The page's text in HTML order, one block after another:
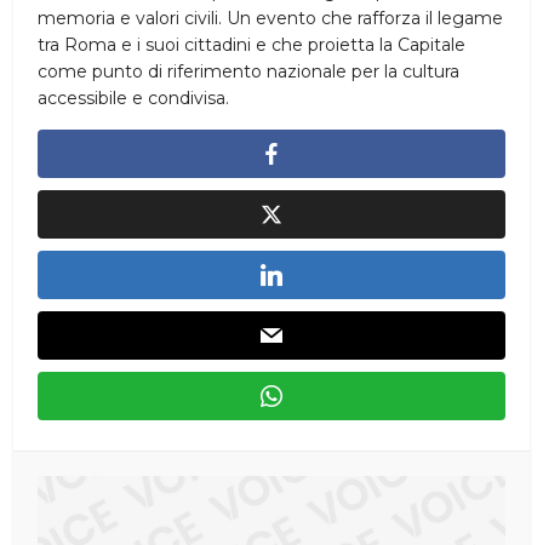
memoria e valori civili. Un evento che rafforza il legame
tra Roma e i suoi cittadini e che proietta la Capitale
come punto di riferimento nazionale per la cultura
accessibile e condivisa.